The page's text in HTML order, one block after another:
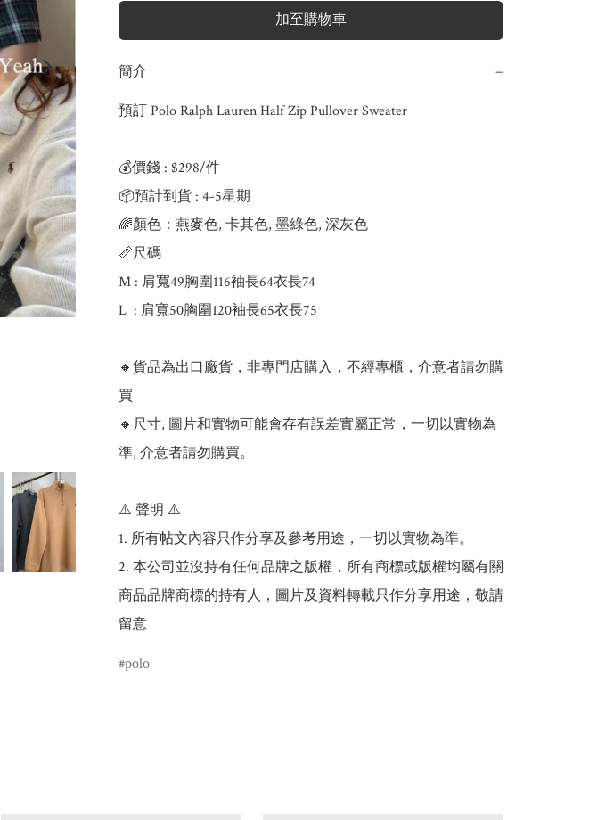
加至購物車
簡介 −
預訂 Polo Ralph Lauren Half Zip Pullover Sweater
💰價錢 : $298/件
📦預計到貨 : 4-5星期
🌈顏色：燕麥色, 卡其色, 墨綠色, 深灰色
📏尺碼
M : 肩寬49胸圍116袖長64衣長74
L  : 肩寬50胸圍120袖長65衣長75
🔸貨品為出口廠貨，非專門店購入，不經專櫃，介意者請勿購
買
🔸尺寸, 圖片和實物可能會存有誤差實屬正常，一切以實物為
準, 介意者請勿購買。
⚠️ 聲明 ⚠️
1. 所有帖文內容只作分享及參考用途，一切以實物為準。
2. 本公司並沒持有任何品牌之版權，所有商標或版權均屬有關
商品品牌商標的持有人，圖片及資料轉載只作分享用途，敬請
留意
polo